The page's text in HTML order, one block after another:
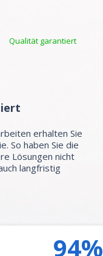
Qualität garantiert
erhalten Sie
So haben Sie die
Lösungen nicht
langfristig
94%